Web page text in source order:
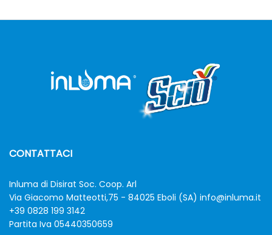
CONTATTACI
Inluma di Disirat Soc. Coop. Arl
Via Giacomo Matteotti,75 - 84025 Eboli (SA) info@inluma.it
+39 0828 199 3142
Partita Iva 05440350659